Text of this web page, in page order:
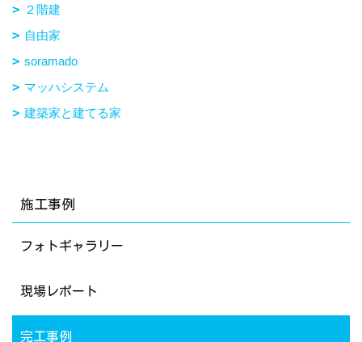
２階建
自由家
soramado
マッハシステム
建築家と建てる家
施工事例
フォトギャラリー
現場レポート
完工事例